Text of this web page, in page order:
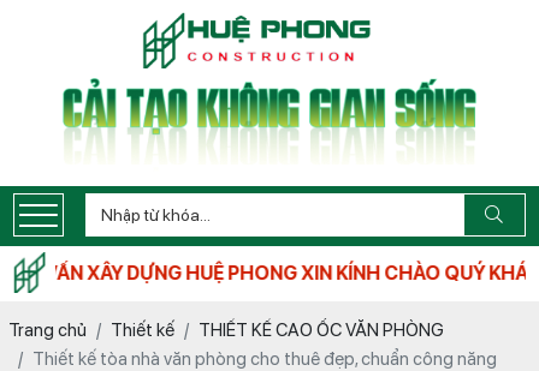
VẤN XÂY DỰNG HUỆ PHONG XIN KÍNH CHÀO QUÝ KHÁCH
Trang chủ Thiết kế
THIẾT KẾ CAO ỐC VĂN PHÒNG
Thiết kế tòa nhà văn phòng cho thuê đẹp, chuẩn công năng